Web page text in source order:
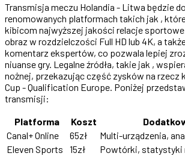
Transmisja meczu Holandia - Litwa będzie
renomowanych platformach takich jak ,
kibicom najwyższej jakości relacje
obraz w rozdzielczości Full HD lub 4K, a
komentarz ekspertów, co pozwala lepiej
niuanse gry. Legalne źródła, takie jak ,
nożnej, przekazując część zysków na rzecz
Cup - Qualification Europe. Poniżej
transmisji:
Platforma
Koszt
Canal+ Online
65zł
Multi-urządzenia,
Eleven Sports
15zł Powtórki, statystyki